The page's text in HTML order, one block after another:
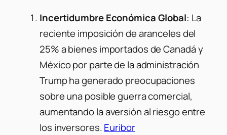
Incertidumbre Económica Global: La
reciente imposición de aranceles del
25% a bienes importados de Canadá y
México por parte de la administración
Trump ha generado preocupaciones
sobre una posible guerra comercial,
aumentando la aversión al riesgo entre
los inversores.Euribor